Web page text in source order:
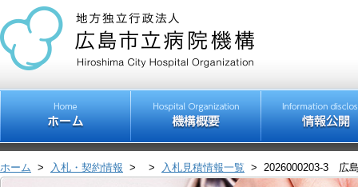
ホーム > 入札・契約情報 > > 入札見積情報一覧 > 2026000203-3 広